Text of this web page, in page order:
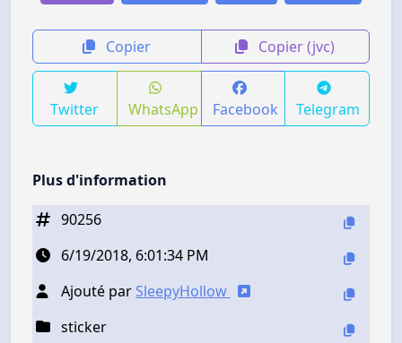
Copier Copier (jvc)
Twitter WhatsApp Facebook Telegram
Plus d'information
90256
6/19/2018, 6:01:34 PM
Ajouté par SleepyHollow
sticker